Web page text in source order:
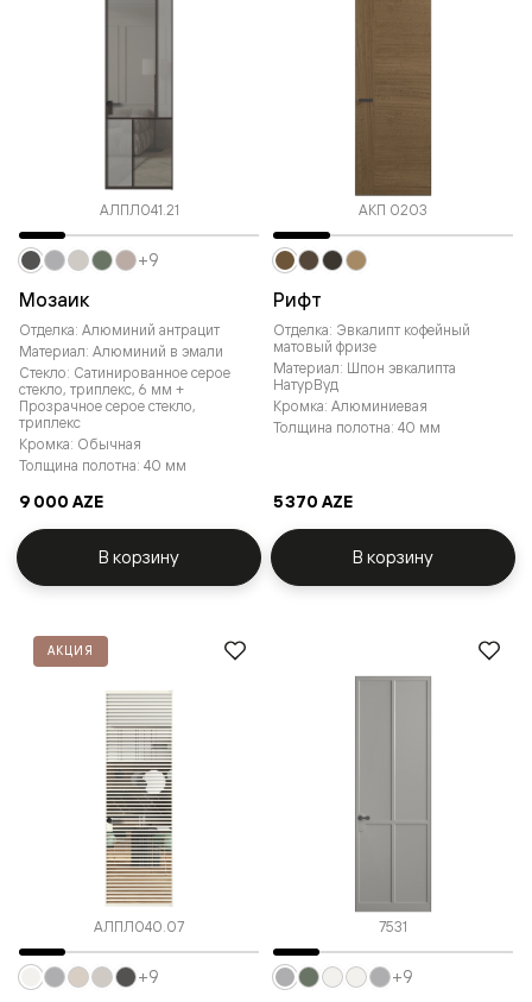
АЛПЛ041.21
Мозаик
Отделка: Алюминий антрацит
Материал: Алюминий в эмали
Стекло: Сатинированное серое
стекло, триплекс, 6 мм +
Прозрачное серое стекло,
триплекс
Кромка: Обычная
Толщина полотна: 40 мм
9 000 AZE
+9
В корзину
АКП 0203
Рифт
Отделка: Эвкалипт кофейный
матовый фризе
Материал: Шпон эвкалипта
НатурВуд
Кромка: Алюминиевая
Толщина полотна: 40 мм
5 370 AZE
В корзину
АКЦИЯ
АЛПЛ040.07
+9
7531
+9